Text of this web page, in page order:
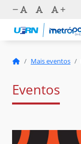
Mais eventos
Eventos